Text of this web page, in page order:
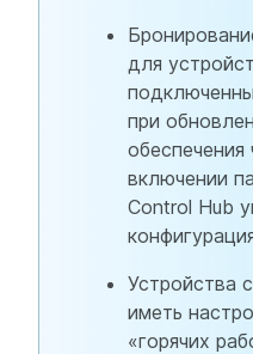
для
при
обеспечения
включении
Control Hub
Устройства
иметь
«горячих